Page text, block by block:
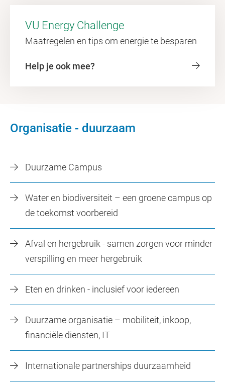
VU Energy Challenge
Maatregelen en tips om energie te besparen
Help je ook mee?
Organisatie - duurzaam
Duurzame Campus
Water en biodiversiteit – een groene campus op
de toekomst voorbereid
Afval en hergebruik - samen zorgen voor minder
verspilling en meer hergebruik
Eten en drinken - inclusief voor iedereen
Duurzame organisatie – mobiliteit, inkoop,
financiële diensten, IT
Internationale partnerships duurzaamheid